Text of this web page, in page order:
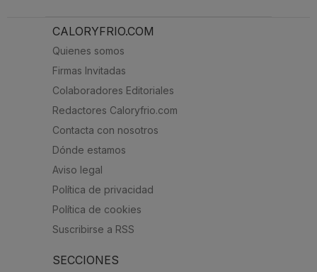
CALORYFRIO.COM
Quienes somos
Firmas Invitadas
Colaboradores Editoriales
Redactores Caloryfrio.com
Contacta con nosotros
Dónde estamos
Aviso legal
Política de privacidad
Política de cookies
Suscribirse a RSS
SECCIONES